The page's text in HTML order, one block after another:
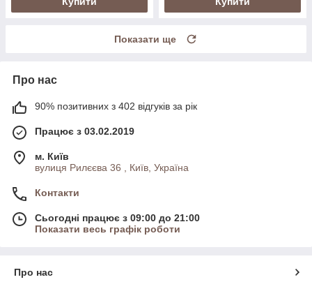
Показати ще
Про нас
90% позитивних з 402 відгуків за рік
Працює з 03.02.2019
м. Київ
вулиця Рилєєва 36 , Київ, Україна
Контакти
Сьогодні працює з 09:00 до 21:00
Показати весь графік роботи
Про нас